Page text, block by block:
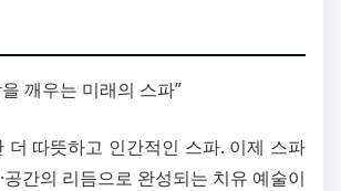
깨우는 미래의 스파”
더 따뜻하고 인간적인 스파. 이제 스파
공간의 리듬으로 완성되는 치유 예술이